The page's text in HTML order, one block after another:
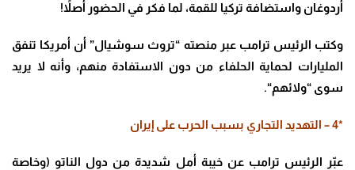
أردوغان واستضافة تركيا للقمة، لما فكر في الحضور أصلاً!
وكتب الرئيس ترامب عبر منصته “تروث سوشيال” أن أمريكا تنفق
المليارات لحماية الحلفاء من دون الاستفادة منهم، وأنه لا يريد
سوى “ولائهم“.
*4 – التهديد التجاري بسبب الحرب على إيران
عبّر الرئيس ترامب عن خيبة أمل شديدة من دول الناتو (وخاصة